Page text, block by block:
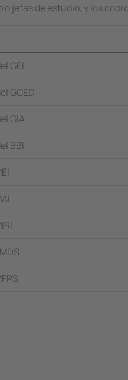
o jefas de estudio, y los
GEI
GCED
GIA
BBI